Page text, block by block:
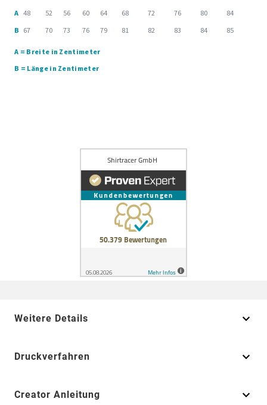
A 48 52 56 60 64 68 72 76 80
84
B 67 70 73 76 79 81 82 83 84 85
A = Breite in Zentimeter
B = Länge in Zentimeter
Weitere Details
Druckverfahren
Creator Anleitung